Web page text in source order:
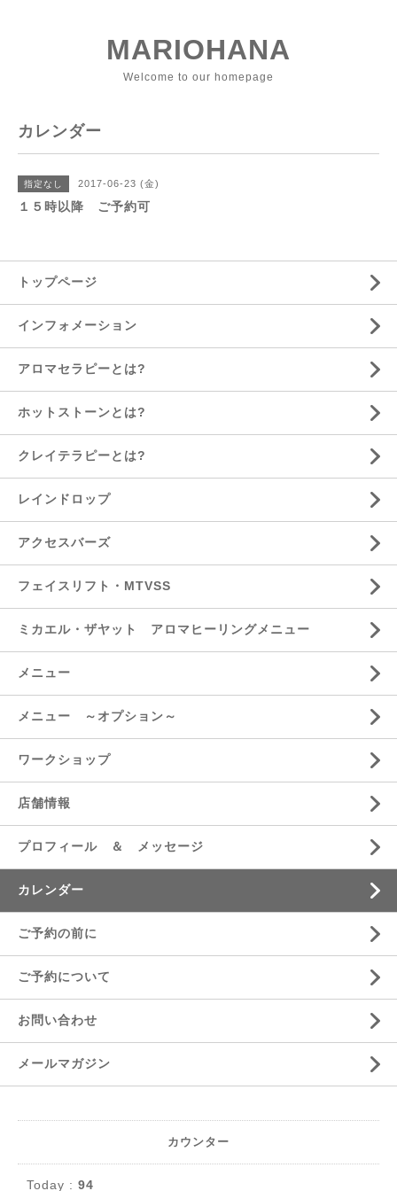
MARIOHANA
Welcome to our homepage
カレンダー
指定なし 2017-06-23 (金)
１５時以降 ご予約可
トップページ
インフォメーション
アロマセラピーとは?
ホットストーンとは?
クレイテラピーとは?
レインドロップ
アクセスバーズ
フェイスリフト・MTVSS
ミカエル・ザヤット アロマヒーリングメニュー
メニュー
メニュー ～オプション～
ワークショップ
店舗情報
プロフィール ＆ メッセージ
カレンダー
ご予約の前に
ご予約について
お問い合わせ
メールマガジン
カウンター
Today : 94